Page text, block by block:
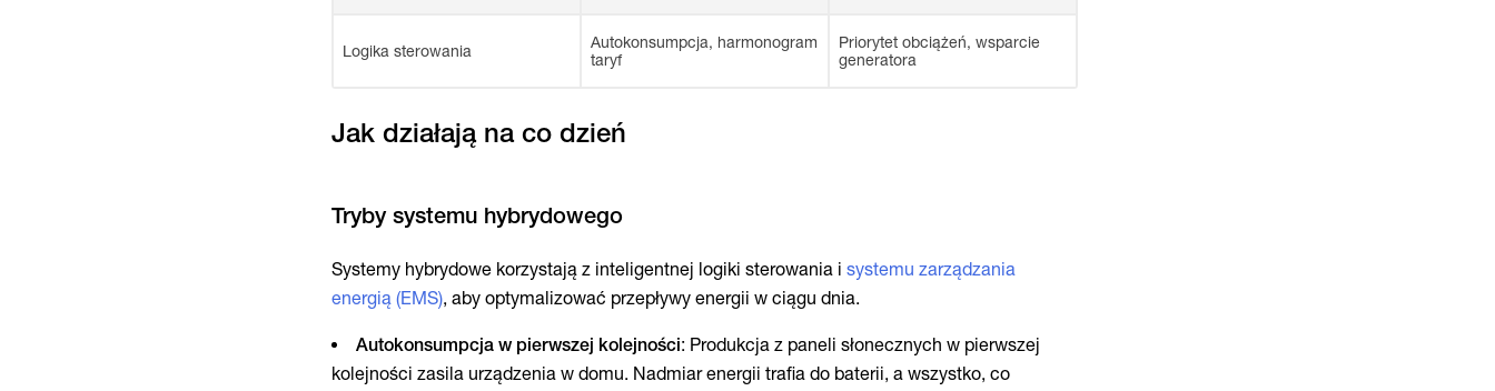
Logika sterowania
Autokonsumpcja, harmonogram
taryf
Priorytet obciążeń, wsparcie
generatora
Jak działają na co dzień
Systemy hybrydowe korzystają z inteligentnej logiki sterowania isystemu zarządzania
energią (EMS), aby optymalizować przepływy energii w ciągu dnia.
Autokonsumpcja w pierwszej kolejności: Produkcja z paneli słonecznych w pierwszej
kolejności zasila urządzenia w domu. Nadmiar energii trafia do baterii, a wszystko, co